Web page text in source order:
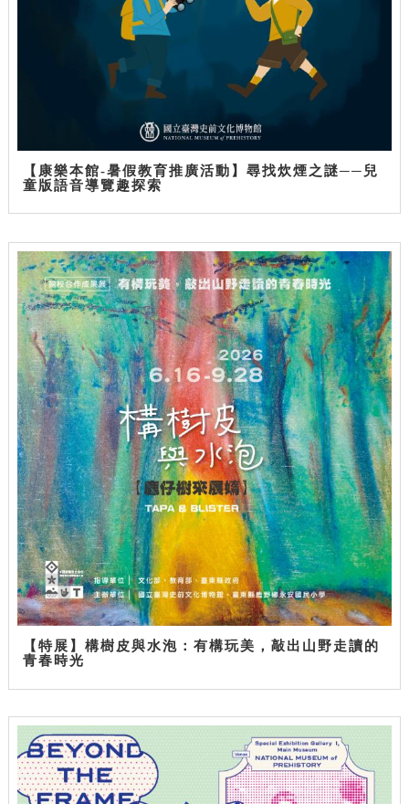
【康樂本館-暑假教育推廣活動】尋找炊煙之謎──兒
童版語音導覽趣探索
【特展】構樹皮與水泡：有構玩美，敲出山野走讀的
青春時光